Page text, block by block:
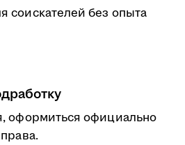
соискателей без опыта
оформиться официально